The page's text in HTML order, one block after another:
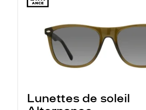
Lunettes de soleil